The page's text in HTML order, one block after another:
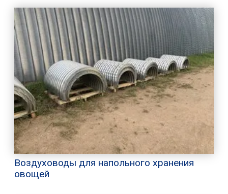
Воздуховоды для напольного хранения
овощей